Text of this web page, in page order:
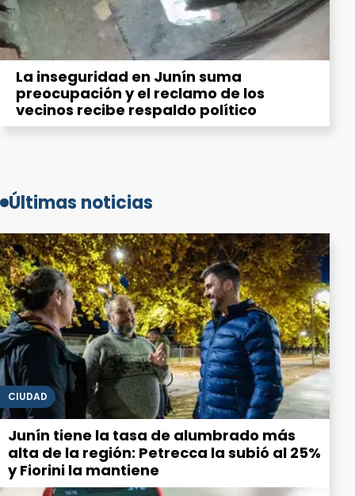
La inseguridad en Junín suma
preocupación y el reclamo de los
vecinos recibe respaldo político
Últimas noticias
CIUDAD
Junín tiene la tasa de alumbrado más
alta de la región: Petrecca la subió al 25%
y Fiorini la mantiene